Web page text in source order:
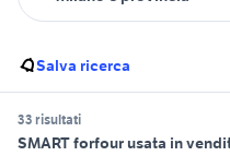
Salva ricerca
33 risultati
SMART forfour usata in